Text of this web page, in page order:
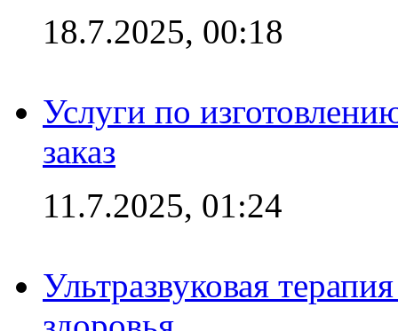
18.7.2025, 00:18
Услуги по
заказ
11.7.2025, 01:24
Ультразвуковая